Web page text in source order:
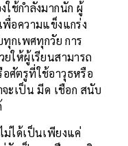
ใช้กำลังมากนัก ผู้
พื่อความแข็งแกร่ง
กเพศทุกวัย การ
ให้ผู้เรียนสามารถ
ศัตรูที่ใช้อาวุธหรือ
ะเป็น มีด เชือก สนับ
ม่ได้เป็นเพียงแค่